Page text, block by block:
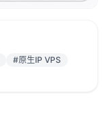
#原生IP VPS